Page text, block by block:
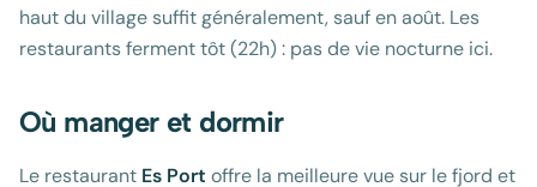
haut du village suffit généralement, sauf en août. Les
restaurants ferment tôt (22h) : pas de vie nocturne ici.
Où manger et dormir
Le restaurant Es Port offre la meilleure vue sur le fjord et